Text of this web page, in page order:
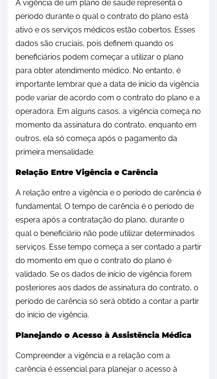
A vigência de um plano de saúde representa o
período durante o qual o contrato do plano está
ativo e os serviços médicos estão cobertos. Esses
dados são cruciais, pois definem quando os
beneficiários podem começar a utilizar o plano
para obter atendimento médico. No entanto, é
importante lembrar que a data de início da vigência
pode variar de acordo com o contrato do plano e a
operadora. Em alguns casos, a vigência começa no
momento da assinatura do contrato, enquanto em
outros, ela só começa após o pagamento da
primeira mensalidade.
Relação Entre Vigência e Carência
A relação entre a vigência e o período de carência é
fundamental. O tempo de carência é o período de
espera após a contratação do plano, durante o
qual o beneficiário não pode utilizar determinados
serviços. Esse tempo começa a ser contado a partir
do momento em que o contrato do plano é
validado. Se os dados de início de vigência forem
posteriores aos dados de assinatura do contrato, o
período de carência só será obtido a contar a partir
do início de vigência.
Planejando o Acesso à Assistência Médica
Compreender a vigência e a relação com a
carência é essencial para planejar o acesso à